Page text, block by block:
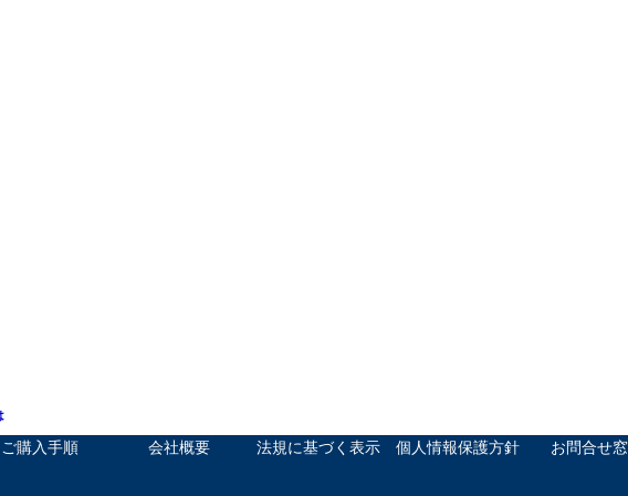
ご購入手順 会社概要 法規に基づく表示 個人情報保護方針 お問合せ